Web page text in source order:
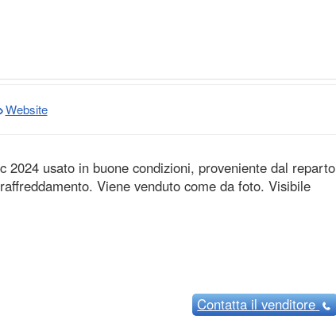
Website
usato in buone condizioni, proveniente dal reparto
Viene venduto come da foto. Visibile
Contattail venditore